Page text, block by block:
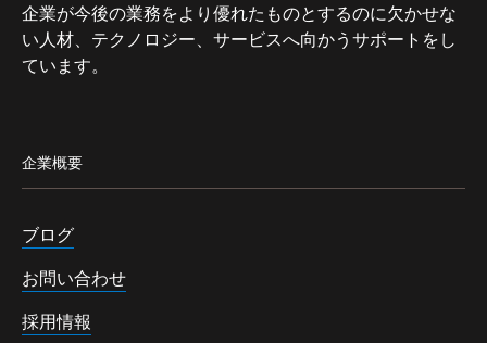
企業が今後の業務をより優れたものとするのに欠かせな
い人材、テクノロジー、サービスへ向かうサポートをし
ています。
企業概要
ブログ
お問い合わせ
採用情報